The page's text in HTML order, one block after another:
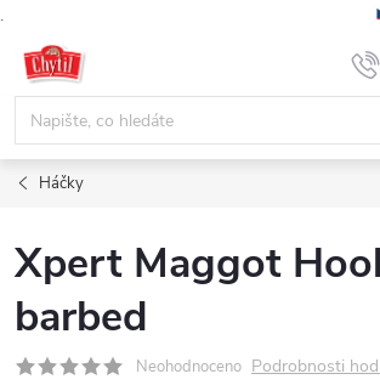
.
obsah
Háčky
Xpert Maggot
barbed
Neohodnoceno Podrobnosti